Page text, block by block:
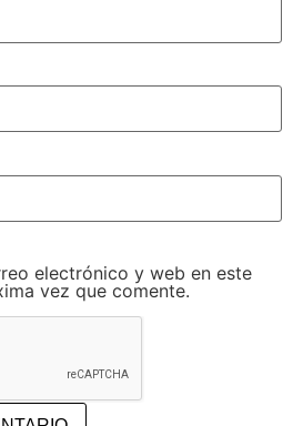
electrónico y web en este
vez que comente.